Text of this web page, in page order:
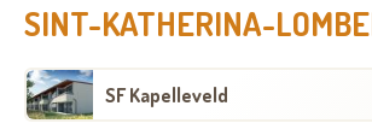
SINT-KATHERINA-
SF Kapelleveld